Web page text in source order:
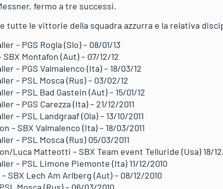
fermo a tre successi.
tutte le vittorie della squadra azzurra e la relativa
– PGS Rogla (Slo) – 08/01/13
SBX Montafon (Aut) – 07/12/12
– PGS Valmalenco (Ita) – 18/03/12
– PSL Mosca (Rus) – 03/02/12
– PSL Bad Gastein (Aut) – 15/01/12
– PGS Carezza (Ita) – 21/12/2011
– PSL Landgraaf (Ola) – 13/10/2011
– SBX Valmalenco (Ita) – 18/03/2011
– PSL Mosca (Rus) 05/03/2011
Luca Matteotti – SBX Team event Telluride (Usa) 18/
– PSL Limone Piemonte (Ita) 11/12/2010
SBX Lech Am Arlberg (Aut) – 08/12/2010